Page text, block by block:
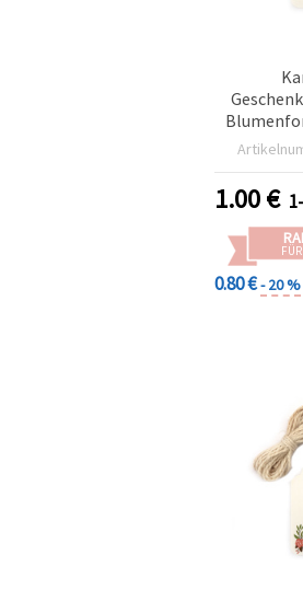
mit 3 m
1.00€
0.80 €- 20 %